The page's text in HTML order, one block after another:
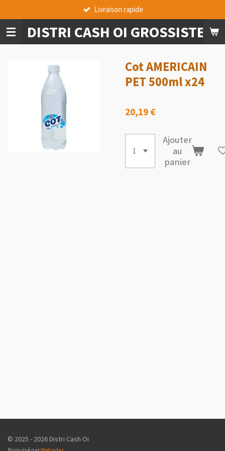
au
contenu
principal
DISTRI CASH OI GROSSISTE
Livraison rapide
Cot AMERICAIN
PET 500ml x24
20,19 €
Ajouter
au
panier
© 2025 - 2026 Distri Cash Oi